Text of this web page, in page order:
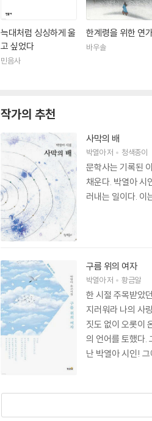
늑대처럼 싱싱하게 울
고 싶었다
민음사
한계령을 위한 연
바우솔
작가의 추천
사막의 배
박열아저 청색종이
문학사는 기록된
채운다. 박열아 시
러내는 일이다. 이
구름 위의 여자
박열아저 황금알
한 시절 주목받았
지러워라 나의 사
짓도 없이 오롯이
의 언어를 토했다.
난 박열아 시인!